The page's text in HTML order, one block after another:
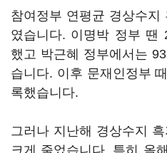
참여정부 연평균 경상수지
였습니다. 이명박 정부 땐
했고 박근혜 정부에서는
습니다. 이후 문재인정부
록했습니다.
그러나 지난해 경상수지
크게 줄었습니다. 특히 올